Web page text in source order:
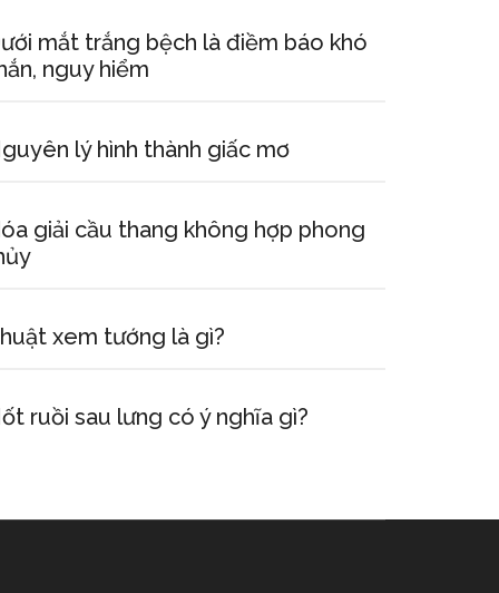
mắt trắng bệch là điềm báo khó
nguy hiểm
lý hình thành giấc mơ
giải cầu thang không hợp phong
xem tướng là gì?
ruồi sau lưng có ý nghĩa gì?